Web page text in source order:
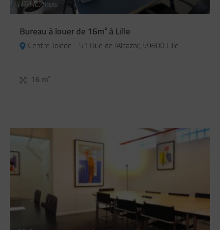
HT/HC/mois
Bureau à louer de 16m² à Lille
Centre Tolède - 51 Rue de l'Alcazar, 59800 Lille
16 m²